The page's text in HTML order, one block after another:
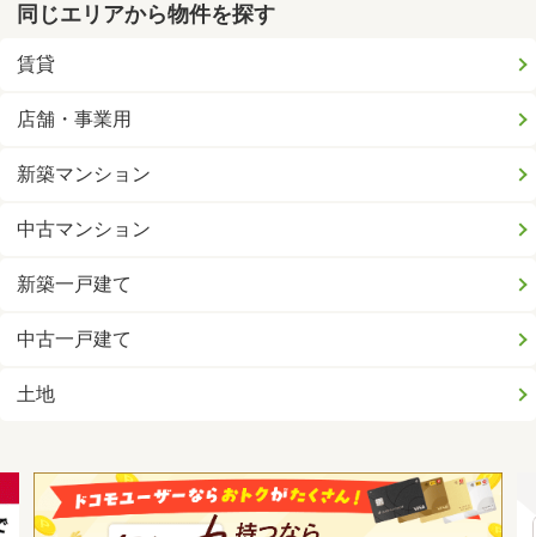
同じエリアから物件を探す
賃貸
店舗・事業用
新築マンション
中古マンション
新築一戸建て
中古一戸建て
土地